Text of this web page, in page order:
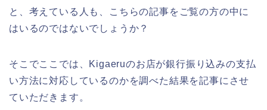
と、考えている人も、こちらの記事をご覧の方の中に
はいるのではないでしょうか？
そこでここでは、Kigaeruのお店が銀行振り込みの支払
い方法に対応しているのかを調べた結果を記事にさせ
ていただきます。